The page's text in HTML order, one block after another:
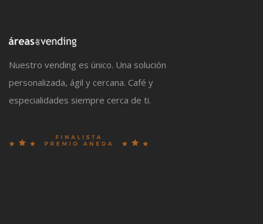
Nuestro vending es único. Una solución
personalizada, ágil y cercana. Café y
especialidades siempre cerca de ti.